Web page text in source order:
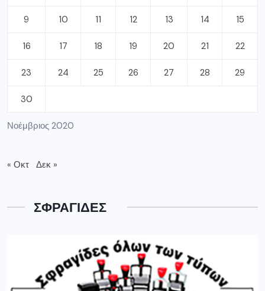
Νοέμβριος 2020
9 10 11 12 13 14 15
16 17 18 19 20 21 22
23 24 25 26 27 28 29
30
« Οκτ Δεκ »
ΣΦΡΑΓΙΔΕΣ